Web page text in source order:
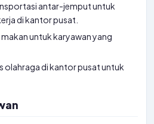
antar-jemput untuk
di kantor pusat.
makan untuk karyawan yang
olahraga di kantor pusat untuk